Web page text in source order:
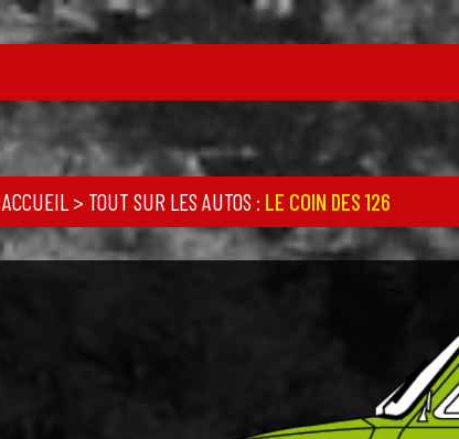
ACCUEIL > TOUT SUR LES AUTOS : LE COIN DES 126